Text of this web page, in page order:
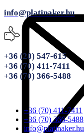
info@platinaker.hu
+36 (28) 547-615
+36 (70) 411-7411
+36 (70) 366-5488
+36 (70) 411-7411
+36 (70) 366-5488
info@platinaker.hu